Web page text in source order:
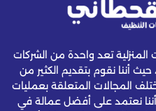
تعد واحدة من الشركات
حيث أننا نقوم بتقديم الكثير من
المجالات المتعلقة بعمليات
أننا نعتمد على أفضل عمالة في